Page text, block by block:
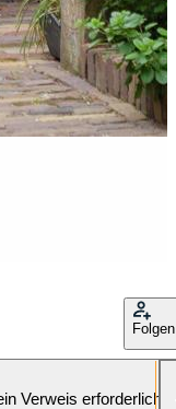
Folgen
Verweis erforderlich